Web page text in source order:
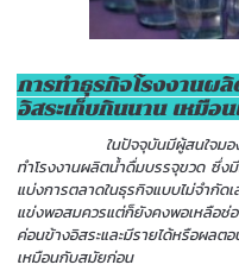
การทำธุรกิจโรงงานผ
อิสระเก็บกินนาน เหมือ
ในปัจจุบันมีผู้สนใจม
ทำโรงงานผลิตน้ำดื่มบรรจุขวด ซึ่ง
แบ่งการตลาดในธุรกิจแบบไม่จำกัด
แข่งพอสมควรแต่ก็ยังคงพอเหลือช่
ค่อนข้างอิสระและมีรายได้หรือผล
เหมือนกับสมัยก่อน